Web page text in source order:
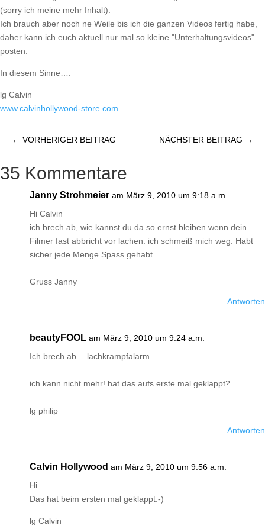
(sorry ich meine mehr Inhalt).
Ich brauch aber noch ne Weile bis ich die ganzen Videos fertig habe,
daher kann ich euch aktuell nur mal so kleine "Unterhaltungsvideos"
posten.
In diesem Sinne….
lg Calvin
www.calvinhollywood-store.com
← VORHERIGER BEITRAG NÄCHSTER BEITRAG →
35 Kommentare
Janny Strohmeier am März 9, 2010 um 9:18 a.m.
Hi Calvin
ich brech ab, wie kannst du da so ernst bleiben wenn dein
Filmer fast abbricht vor lachen. ich schmeiß mich weg. Habt
sicher jede Menge Spass gehabt.
Gruss Janny
Antworten
beautyFOOL am März 9, 2010 um 9:24 a.m.
Ich brech ab… lachkrampfalarm…
ich kann nicht mehr! hat das aufs erste mal geklappt?
lg philip
Antworten
Calvin Hollywood am März 9, 2010 um 9:56 a.m.
Hi
Das hat beim ersten mal geklappt:-)
lg Calvin